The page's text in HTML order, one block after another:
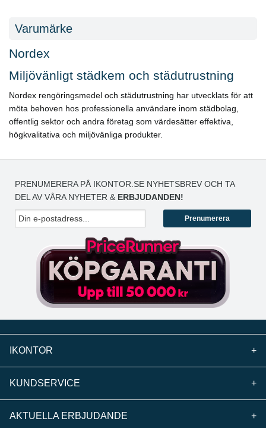
Varumärke
Nordex
Miljövänligt städkem och städutrustning
Nordex rengöringsmedel och städutrustning har utvecklats för att
möta behoven hos professionella användare inom städbolag,
offentlig sektor och andra företag som värdesätter effektiva,
högkvalitativa och miljövänliga produkter.
PRENUMERERA PÅ IKONTOR.SE NYHETSBREV OCH TA
DEL AV VÅRA NYHETER & ERBJUDANDEN!
Prenumerera
IKONTOR +
KUNDSERVICE +
AKTUELLA ERBJUDANDE +